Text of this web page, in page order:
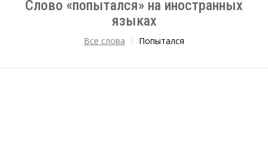
Слово «попытался» на иностранных
языках
Все слова Попытался